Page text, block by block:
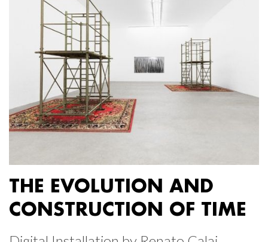
THE EVOLUTION AND
CONSTRUCTION OF TIME